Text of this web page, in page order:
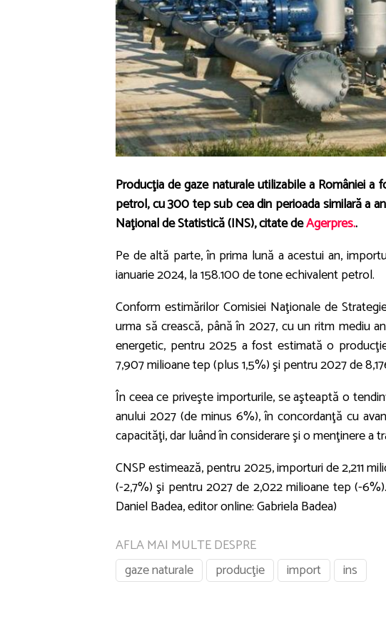
Producţia de gaze naturale utilizabile a României
petrol, cu 300 tep sub cea din perioada similară a
Naţional de Statistică (INS), citate deAgerpres..
Pe de altă parte, în prima lună a acestui an,
ianuarie 2024, la 158.100 de tone echivalent petrol.
Conform estimărilor Comisiei Naţionale de
urma să crească, până în 2027, cu un ritm mediu
energetic, pentru 2025 a fost estimată o
7,907 milioane tep (plus 1,5%) şi pentru 2027 de
În ceea ce priveşte importurile, se aşteaptă o
anului 2027 (de minus 6%), în concordanţă cu
capacităţi, dar luând în considerare şi o menţinere a
CNSP estimează, pentru 2025, importuri de 2,211
(-2,7%) şi pentru 2027 de 2,022 milioane tep (-
Daniel Badea, editor online: Gabriela Badea)
AFLA MAI MULTE DESPRE
gaze naturale
producţie import ins